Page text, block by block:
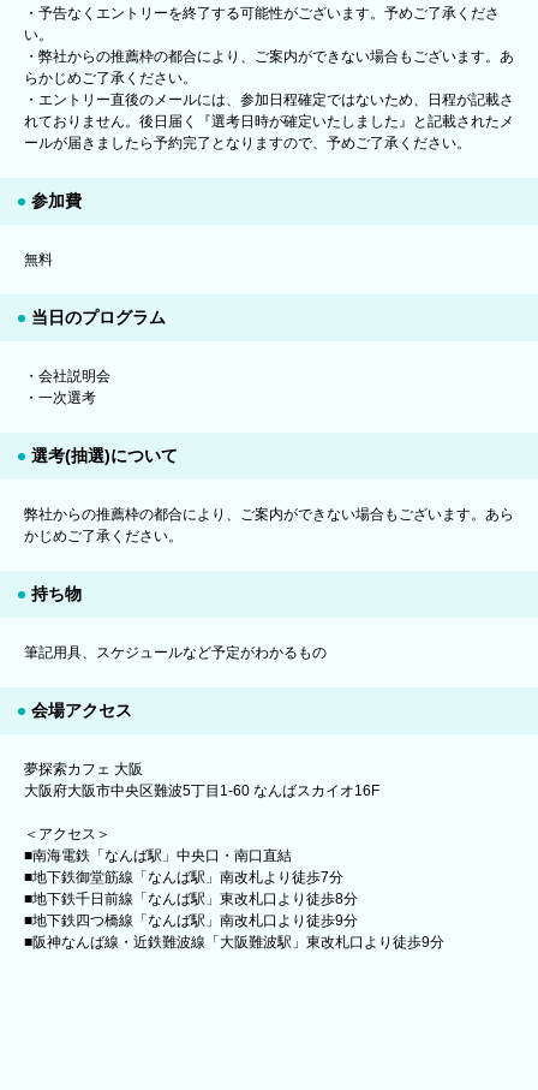
・予告なくエントリーを終了する可能性がございます。予めご了承くださ
い。
・弊社からの推薦枠の都合により、ご案内ができない場合もございます。あ
らかじめご了承ください。
・エントリー直後のメールには、参加日程確定ではないため、日程が記載さ
れておりません。後日届く『選考日時が確定いたしました』と記載されたメ
ールが届きましたら予約完了となりますので、予めご了承ください。
参加費
無料
当日のプログラム
・会社説明会
・一次選考
選考(抽選)について
弊社からの推薦枠の都合により、ご案内ができない場合もございます。あら
かじめご了承ください。
持ち物
筆記用具、スケジュールなど予定がわかるもの
会場アクセス
夢探索カフェ 大阪
大阪府大阪市中央区難波5丁目1-60 なんばスカイオ16F
＜アクセス＞
■南海電鉄「なんば駅」中央口・南口直結
■地下鉄御堂筋線「なんば駅」南改札より徒歩7分
■地下鉄千日前線「なんば駅」東改札口より徒歩8分
■地下鉄四つ橋線「なんば駅」南改札口より徒歩9分
■阪神なんば線・近鉄難波線「大阪難波駅」東改札口より徒歩9分